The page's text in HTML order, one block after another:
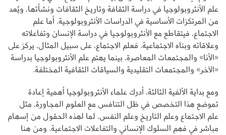
علم الأنثروبولوجيا في دراسة الثقافة وتاريخ الثقافات ونشأتها، ويُعد
من المرتكزات الأساسية في الدراسات الأنثروبولوجية. أما علم
الاجتماع، فيتقاطع مع الأنثروبولوجيا في دراسة الإنسان وتفاعلاته
وعلاقاته وبناه الاجتماعية. فعلم الاجتماع، على سبيل المثال، يركز على
«الأنا» والمجتمعات المعاصرة، بينما يهتم علم الأنثروبولوجيا بدراسة
«الآخر» والمجتمعات التقليدية والسياقات الثقافية المختلفة.
ومع بداية الألفية الثالثة، أدرك علماء الأنثروبولوجيا أهمية إعادة
تموضع هذا التخصص في ظل التنافس مع العلوم المجاورة، مثل
علم الاجتماع وعلم التاريخ وعلم النفس، لما لهذه الحقول من إسهام
مباشر في فهم السلوك الإنساني والتفاعلات الاجتماعية. ومن هنا